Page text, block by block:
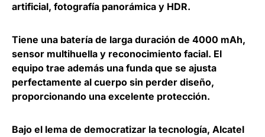
artificial, fotografía panorámica y HDR.
Tiene una batería de larga duración de 4000 mAh,
sensor multihuella y reconocimiento facial. El
equipo trae además una funda que se ajusta
perfectamente al cuerpo sin perder diseño,
proporcionando una excelente protección.
Bajo el lema de democratizar la tecnología, Alcatel